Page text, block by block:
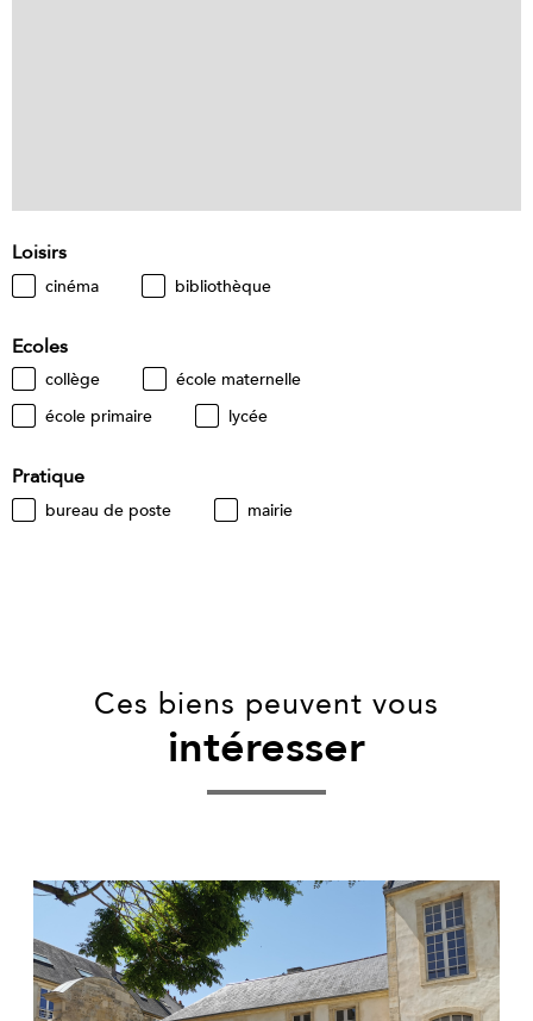
Loisirs
cinéma bibliothèque
Ecoles
collège
école maternelle
école primaire
lycée
Pratique
bureau de poste mairie
Ces biens peuvent vous
intéresser